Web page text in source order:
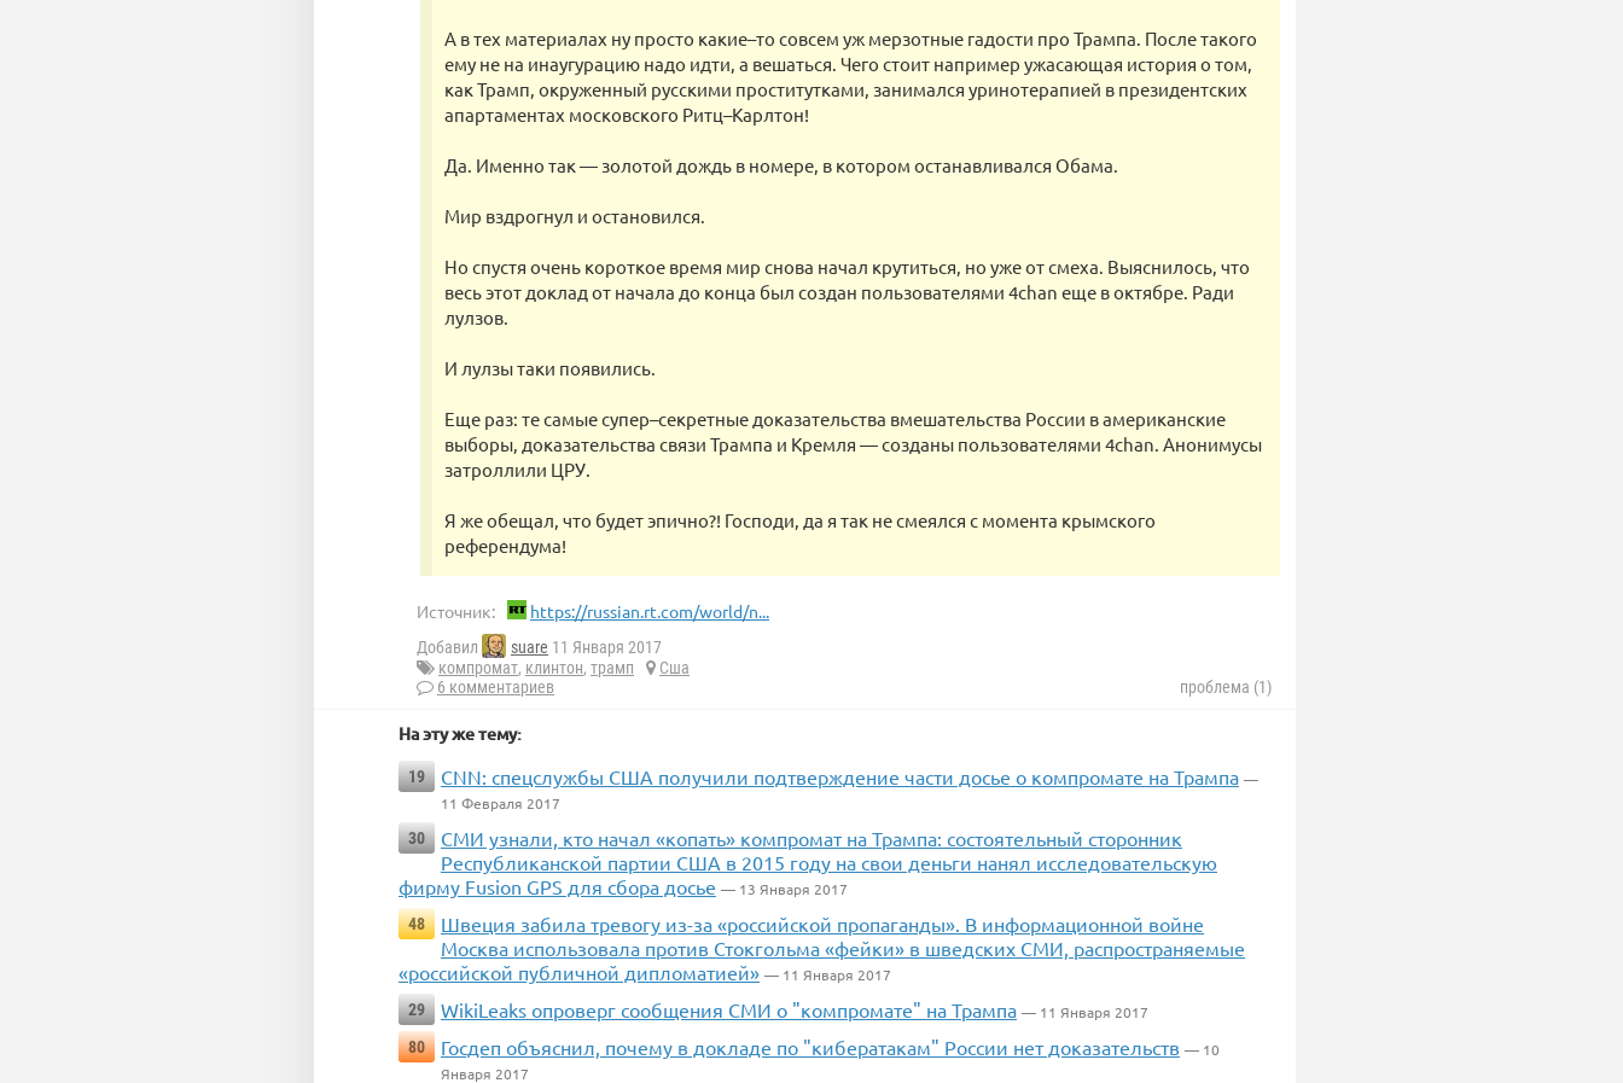
А в тех материалах ну просто какие–то совсем уж мерзотные гадости про Трампа. После такого
ему не на инаугурацию надо идти, а вешаться. Чего стоит например ужасающая история о том,
как Трамп, окруженный русскими проститутками, занимался уринотерапией в президентских
апартаментах московского Ритц–Карлтон!
Да. Именно так — золотой дождь в номере, в котором останавливался Обама.
Мир вздрогнул и остановился.
Но спустя очень короткое время мир снова начал крутиться, но уже от смеха. Выяснилось, что
весь этот доклад от начала до конца был создан пользователями 4chan еще в октябре. Ради
лулзов.
И лулзы таки появились.
Еще раз: те самые супер–секретные доказательства вмешательства России в американские
выборы, доказательства связи Трампа и Кремля — созданы пользователями 4chan. Анонимусы
затроллили ЦРУ.
Я же обещал, что будет эпично?! Господи, да я так не смеялся с момента крымского
референдума!
Источник: https://russian.rt.com/world/n...
Добавил suare 11 Января 2017
компромат, клинтон, трамп
Сша
6 комментариев
проблема (1)
На эту же тему:
19 CNN: спецслужбы США получили подтверждение части досье о компромате на Трампа —
11 Февраля 2017
30
СМИ узнали, кто начал «копать» компромат на Трампа: состоятельный сторонник
Республиканской партии США в 2015 году на свои деньги нанял исследовательскую
фирму Fusion GPS для сбора досье — 13 Января 2017
48
Швеция забила тревогу из-за «российской пропаганды». В информационной войне
Москва использовала против Стокгольма «фейки» в шведских СМИ, распространяемые
«российской публичной дипломатией» — 11 Января 2017
29
WikiLeaks опроверг сообщения СМИ о "компромате" на Трампа — 11 Января 2017
80
Госдеп объяснил, почему в докладе по "кибератакам" России нет доказательств — 10
Января 2017